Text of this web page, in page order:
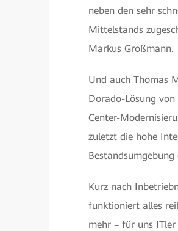
neben den sehr
Mittelstands
Markus Großmann.
Und auch Thomas
Dorado-Lösung
Center-
zuletzt die hohe
Kurz nach
funktioniert alles
mehr – für uns